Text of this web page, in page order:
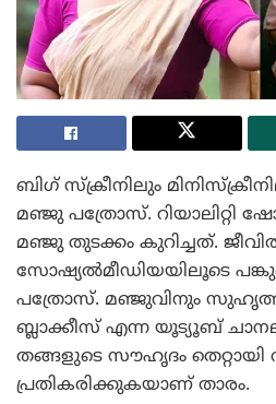
ബിഗ് സ്‌ക്രീനിലും
മഞ്ജു പത്രോസ്. റിയാലിറ്റി
മഞ്ജു തുടക്കം കുറിച്ചത്.
സോഷ്യൽമീഡിയയിലൂടെ
പത്രോസ്. മഞ്ജുവിനും
ബ്ലാക്കീസ് എന്ന യൂട്യൂബ്
തങ്ങളുടെ സൗഹൃദം തെറ്റായി
പ്രതികരിക്കുകയാണ് താരം.